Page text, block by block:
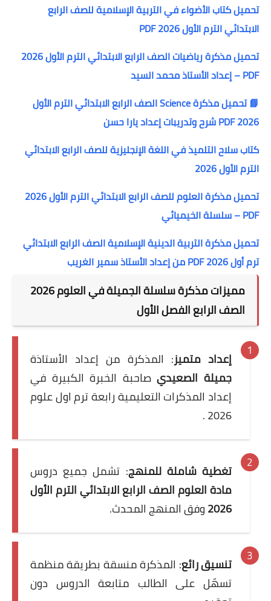
تحميل كتاب الأضواء في التربية الإسلامية للصف الرابع
الابتدائي الترم الأول 2026 PDF
تحميل مذكرة رياضيات الصف الرابع الابتدائي الترم الأول 2026
PDF – إعداد الأستاذ محمد السيد
📘 تحميل مذكرة Science الصف الرابع الابتدائي الترم الأول
2026 PDF شرح وتدريبات إعداد يارا حسن
كتاب سلاح التلميذ في اللغة الإنجليزية للصف الرابع الابتدائي
الترم الأول 2026
تحميل مذكرة العلوم للصف الرابع الابتدائي الترم الأول 2026
PDF – سلسلة الخيميائي
تحميل مذكرة التربية الدينية الإسلامية الصف الرابع الابتدائي
ترم أول 2026 PDF من إعداد الأستاذ سمير الغريب
مميزات مذكرة سلسلة الجميلة في العلوم 2026
الصف الرابع الفصل الأول
إعداد متميز: المذكرة من إعداد الأستاذة
جميلة الصعيديصاحبة الخبرة الكبيرة في
إعداد المذكرات التعليمية رابعة ترم اول علوم
2026 .
تغطية شاملة للمنهج: تشمل جميع دروس
مادة العلوم الصف الرابع الابتدائي الترم الأول
2026وفق المنهج المحدث.
تنسيق رائع: المذكرة منسقة بطريقة منظمة
تسهّل على الطالب متابعة الدروس دون